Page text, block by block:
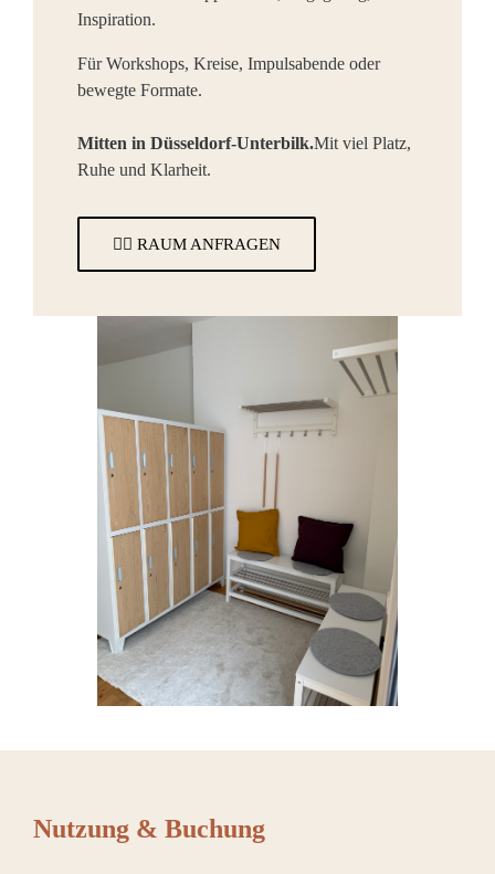
Inspiration.
Für Workshops, Kreise, Impulsabende oder
bewegte Formate.
Mitten in Düsseldorf-Unterbilk.Mit viel Platz,
Ruhe und Klarheit.
👉🏻 RAUM ANFRAGEN
Nutzung & Buchung